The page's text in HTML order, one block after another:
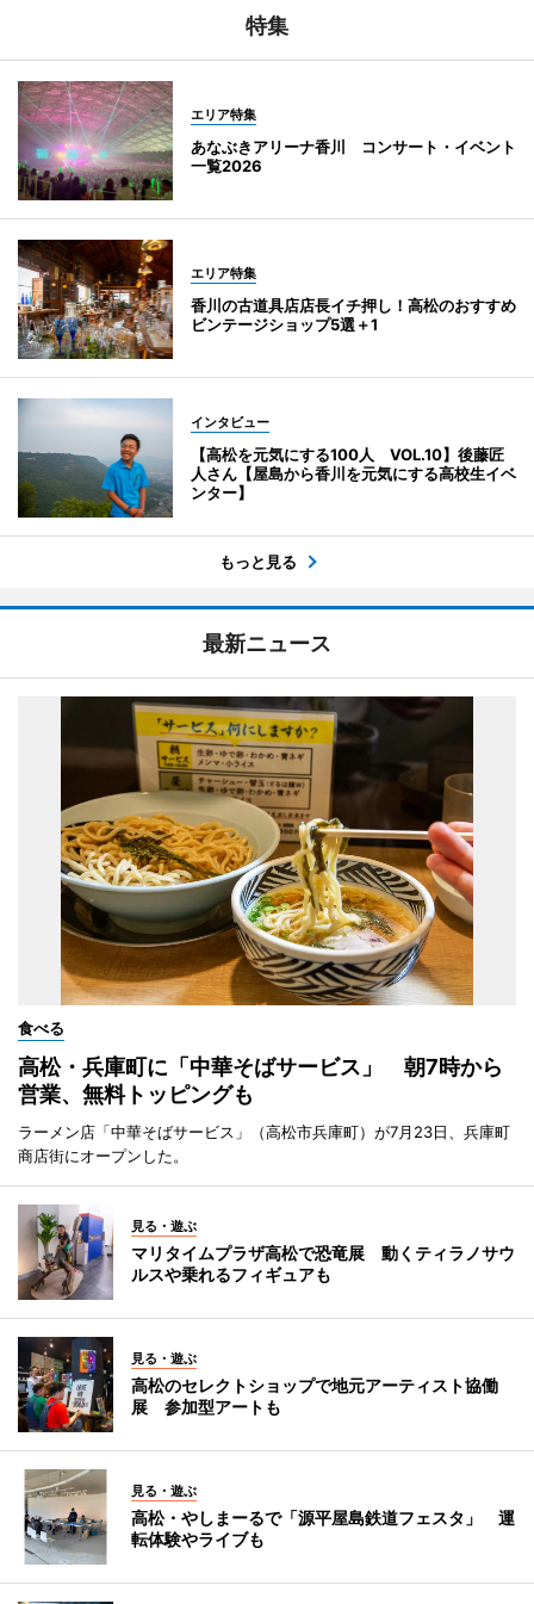
特集
エリア特集
あなぶきアリーナ香川 コンサート・イベント
一覧2026
エリア特集
香川の古道具店店長イチ押し！高松のおすすめ
ビンテージショップ5選＋1
インタビュー
【高松を元気にする100人 VOL.10】後藤匠
人さん【屋島から香川を元気にする高校生イベ
ンター】
もっと見る
最新ニュース
食べる
高松・兵庫町に「中華そばサービス」 朝7時から
営業、無料トッピングも
ラーメン店「中華そばサービス」（高松市兵庫町）が7月23日、兵庫町
商店街にオープンした。
見る・遊ぶ
マリタイムプラザ高松で恐竜展 動くティラノサウ
ルスや乗れるフィギュアも
見る・遊ぶ
高松のセレクトショップで地元アーティスト協働
展 参加型アートも
見る・遊ぶ
高松・やしまーるで「源平屋島鉄道フェスタ」 運
転体験やライブも